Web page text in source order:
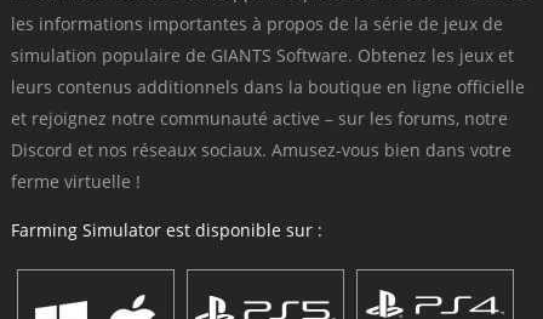
les informations importantes à propos de la série de jeux de
simulation populaire de GIANTS Software. Obtenez les jeux et
leurs contenus additionnels dans la boutique en ligne officielle
et rejoignez notre communauté active – sur les forums, notre
Discord et nos réseaux sociaux. Amusez-vous bien dans votre
ferme virtuelle !
Farming Simulator est disponible sur :